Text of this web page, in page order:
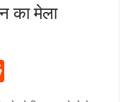
का मेला
e